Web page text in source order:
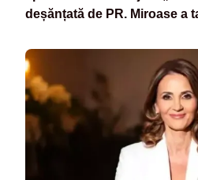
deșănțată de PR. Miroase a